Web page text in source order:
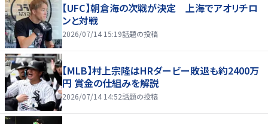
【UFC】朝倉海の次戦が決定 上海でアオリチロ
ンと対戦
2026/07/14 15:19話題の投稿
【MLB】村上宗隆はHRダービー敗退も約2400万
円 賞金の仕組みを解説
2026/07/14 14:52話題の投稿